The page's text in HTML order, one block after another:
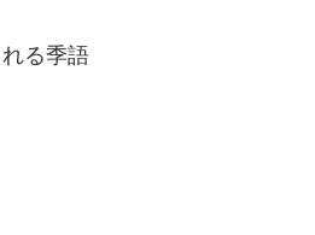
る季語